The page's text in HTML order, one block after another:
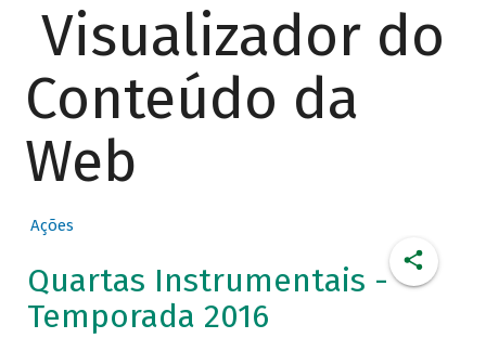
Visualizador do
Conteúdo da
Web
Ações
Quartas Instrumentais -
Temporada 2016